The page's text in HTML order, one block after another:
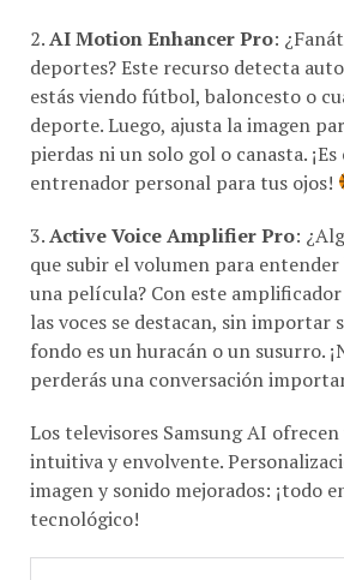
2.AI Motion Enhancer Pro:
deportes? Este recurso detecta
estás viendo fútbol, baloncesto o
deporte. Luego, ajusta la imagen
pierdas ni un solo gol o canasta.
entrenador personal para tus ojos!
3.Active Voice Amplifier Pro:
que subir el volumen para
una película? Con este
las voces se destacan, sin importar
fondo es un huracán o un susurro.
perderás una conversación
Los televisores Samsung AI
intuitiva y envolvente.
imagen y sonido mejorados: ¡todo
tecnológico!